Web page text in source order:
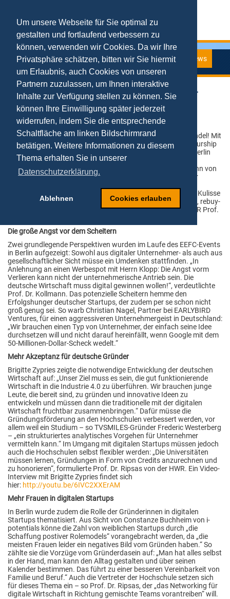
Um unsere Webseite für Sie optimal zu
gestalten und fortlaufend verbessern zu
können, verwenden wir Cookies. Da wir Ihre
Privatsphäre schätzen, bitten wir Sie hiermit
um Erlaubnis, auch Cookies von unseren
Partnern zuzulassen, um Ihnen interaktive
Inhalte zur Verfügung stellen zu können. Sie
können Ihre Einwilligung später jederzeit
widerrufen, indem Sie die entsprechende
Schaltfläche am linken Bildschirmrand
betätigen. Weitere Informationen zu diesem
Thema erhalten Sie in unserer
Datenschutzerklärung.
Ablehnen Cookies erlauben
News
News
Digitale Denker braucht das Land – Highlight des „E-
Entrepreneurship Flying Circus“ in Berlin
07.10.2014
Berlin - Deutschland benötigt einen digitalen Mentalitätswandel! Mit
dieser Erkenntnis machten die Teilnehmer des „E-Entrepreneurship
Flying Circus“ an der Hochschule für Wirtschaft und Recht Berlin
(HWR) auf die Defizite der hiesigen digitalen Gründerszene
aufmerksam. Mit EEFC-Organisator Prof. Dr. Tobias Kollmann von
der Universität Duisburg-Essen diskutierten hierzu neben der
Bundeswirtschaftsministeriums, Brigitte Zypries, vor großer Kulisse
unter anderem SPD-Bundestagsabgeordneter Lars Klingbeil, rebuy-
Gründer Tim Fronzek sowie der Hochschulpräsident der HWR Prof.
Die große Angst vor dem Scheitern
Zwei grundlegende Perspektiven wurden im Laufe des EEFC-Events
in Berlin aufgezeigt: Sowohl aus digitaler Unternehmer- als auch aus
gesellschaftlicher Sicht müsse ein Umdenken stattfinden. „In
Anlehnung an einen Werbespot mit Herrn Klopp: Die Angst vorm
Verlieren kann nicht der unternehmerische Antrieb sein. Die
deutsche Wirtschaft muss digital gewinnen wollen!“, verdeutlichte
Prof. Dr. Kollmann. Das potenzielle Scheitern hemme den
Erfolgshunger deutscher Startups, der zudem per se schon nicht
groß genug sei. So warb Christian Nagel, Partner bei EARLYBIRD
Ventures, für einen aggressiveren Unternehmergeist in Deutschland:
„Wir brauchen einen Typ von Unternehmer, der einfach seine Idee
durchsetzen will und nicht darauf hereinfällt, wenn Google mit dem
50-Millionen-Dollar-Scheck wedelt.“
Mehr Akzeptanz für deutsche Gründer
Brigitte Zypries zeigte die notwendige Entwicklung der deutschen
Wirtschaft auf: „Unser Ziel muss es sein, die gut funktionierende
Wirtschaft in die Industrie 4.0 zu überführen. Wir brauchen junge
Leute, die bereit sind, zu gründen und innovative Ideen zu
entwickeln und müssen dann die traditionelle mit der digitalen
Wirtschaft fruchtbar zusammenbringen.“ Dafür müsse die
Gründungsförderung an den Hochschulen verbessert werden, vor
allem weil ein Studium – so TVSMILES-Gründer Frederic Westerberg
– „ein strukturiertes analytisches Vorgehen für Unternehmer
vermitteln kann.“ Im Umgang mit digitalen Startups müssen jedoch
auch die Hochschulen selbst flexibler werden: „Die Universitäten
müssen lernen, Gründungen in Form von Credits anzurechnen und
zu honorieren“, formulierte Prof. Dr. Ripsas von der HWR. Ein Video-
Interview mit Brigitte Zypries findet sich
hier: http://youtu.be/6IVC2XXErAM
Mehr Frauen in digitalen Startups
In Berlin wurde zudem die Rolle der Gründerinnen in digitalen
Startups thematisiert. Aus Sicht von Constanze Buchheim von i-
potentials könne die Zahl von weiblichen Startups durch „die
Schaffung postiver Rolemodels“ vorangebracht werden, da „die
meisten Frauen leider ein negatives Bild vom Gründen haben.“ So
zählte sie die Vorzüge vom Gründerdasein auf: „Man hat alles selbst
in der Hand, man kann den Alltag gestalten und über seinen
Kalender bestimmen. Das führt zu einer besseren Vereinbarkeit von
Familie und Beruf.“ Auch die Vertreter der Hochschule setzen sich
für dieses Thema ein – so Prof. Dr. Ripsas, der „das Networking für
digitale Wirtschaft in Richtung gemischte Teams vorantreiben“ will.